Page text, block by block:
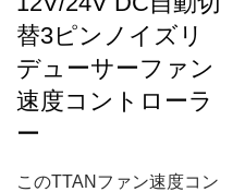
替3ピンノイズリ
デューサーファン
速度コントローラ
ー
このTTANファン速度コン